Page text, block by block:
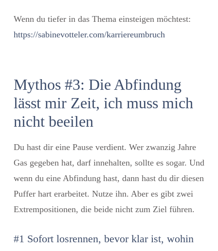
Wenn du tiefer in das Thema einsteigen möchtest:
https://sabinevotteler.com/karriereumbruch
Mythos #3: Die Abfindung
lässt mir Zeit, ich muss mich
nicht beeilen
Du hast dir eine Pause verdient. Wer zwanzig Jahre
Gas gegeben hat, darf innehalten, sollte es sogar. Und
wenn du eine Abfindung hast, dann hast du dir diesen
Puffer hart erarbeitet. Nutze ihn. Aber es gibt zwei
Extrempositionen, die beide nicht zum Ziel führen.
#1 Sofort losrennen, bevor klar ist, wohin